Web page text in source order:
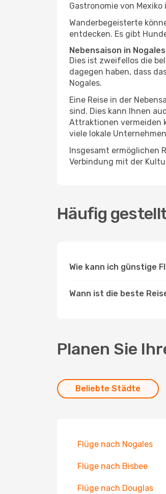
Gastronomie von
Wanderbegeisterte
entdecken. Es gibt
Nebensaison in Nogales
Dies ist zweifellos die
dagegen haben, dass
Nogales.
Eine Reise in der
sind. Dies kann Ihnen
Attraktionen vermeiden
viele lokale
Insgesamt ermöglichen
Verbindung mit der
Häufig
Wie kann ich günstige
Wann ist die beste
Planen Sie
Beliebte Städte
Flüge nach Nogales
Flüge nach Bisbee
Flüge nach Douglas